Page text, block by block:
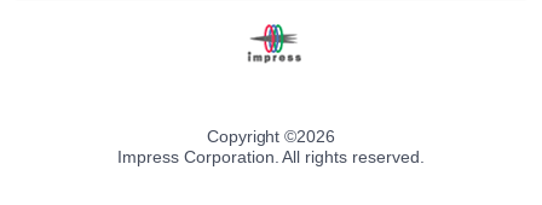
Copyright ©2026
Impress Corporation. All rights reserved.